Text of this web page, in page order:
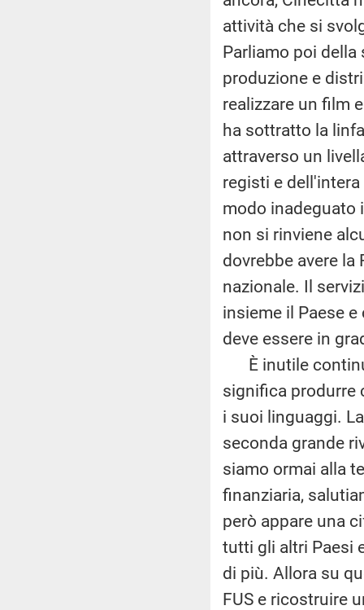
attività che si
Parliamo poi della
produzione e
realizzare un film
ha sottratto la
attraverso un
registi e
modo inadeguato
non si rinviene
dovrebbe avere
nazionale. Il
insieme il Paese
deve essere in
È inutile
significa produrre
i suoi linguaggi.
seconda grande
siamo ormai alla
finanziaria,
però appare una
tutti gli altri Paesi
di più. Allora su
FUS e ricostruire